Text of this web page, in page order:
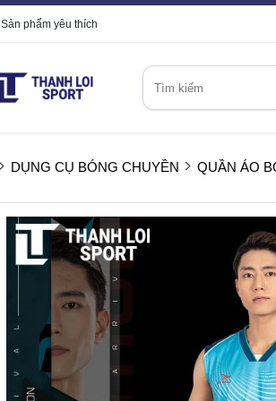
Sản phẩm yêu thích
DỤNG CỤ BÓNG CHUYỀN QUẦN ÁO